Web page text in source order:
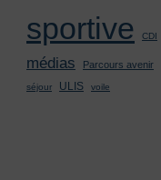
sportive
CDI
médias Parcours avenir
séjour ULIS voile